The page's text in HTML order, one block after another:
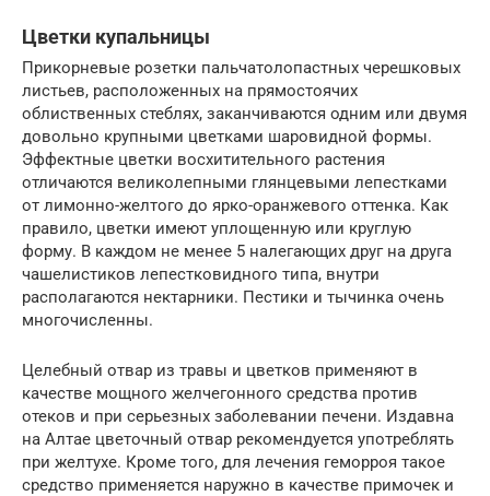
Цветки купальницы
Прикорневые розетки пальчатолопастных черешковых
листьев, расположенных на прямостоячих
облиственных стеблях, заканчиваются одним или двумя
довольно крупными цветками шаровидной формы.
Эффектные цветки восхитительного растения
отличаются великолепными глянцевыми лепестками
от лимонно-желтого до ярко-оранжевого оттенка. Как
правило, цветки имеют уплощенную или круглую
форму. В каждом не менее 5 налегающих друг на друга
чашелистиков лепестковидного типа, внутри
располагаются нектарники. Пестики и тычинка очень
многочисленны.
Целебный отвар из травы и цветков применяют в
качестве мощного желчегонного средства против
отеков и при серьезных заболевании печени. Издавна
на Алтае цветочный отвар рекомендуется употреблять
при желтухе. Кроме того, для лечения геморроя такое
средство применяется наружно в качестве примочек и